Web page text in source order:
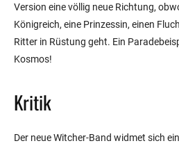
Version eine völlig neue Richtung,
Königreich, eine Prinzessin, einen
Ritter in Rüstung geht. Ein
Kosmos!
Kritik
Der neue Witcher-Band widmet sich